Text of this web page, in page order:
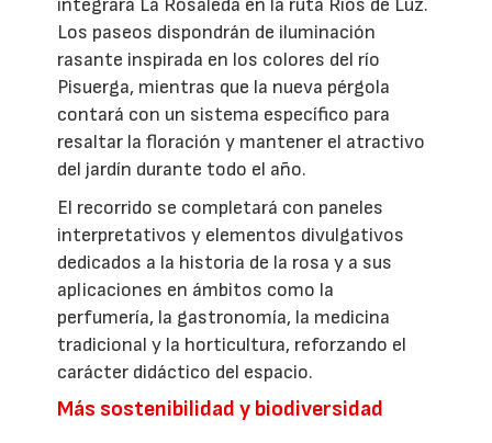
integrará La Rosaleda en la ruta Ríos de Luz.
Los paseos dispondrán de iluminación
rasante inspirada en los colores del río
Pisuerga, mientras que la nueva pérgola
contará con un sistema específico para
resaltar la floración y mantener el atractivo
del jardín durante todo el año.
El recorrido se completará con paneles
interpretativos y elementos divulgativos
dedicados a la historia de la rosa y a sus
aplicaciones en ámbitos como la
perfumería, la gastronomía, la medicina
tradicional y la horticultura, reforzando el
carácter didáctico del espacio.
Más sostenibilidad y biodiversidad